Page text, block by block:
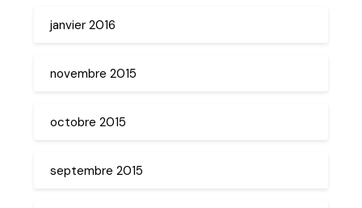
janvier 2016
novembre 2015
octobre 2015
septembre 2015